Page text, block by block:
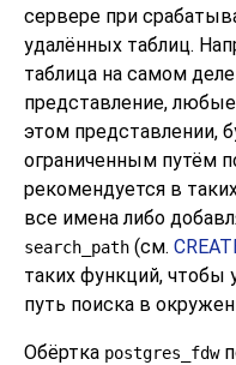
сервере при
удалённых таблиц.
таблица на самом
представление,
этом представлении,
ограниченным путём
рекомендуется в
все имена либо
search_path (см.
таких функций,
путь поиска в
Обёртка postgres_fdw